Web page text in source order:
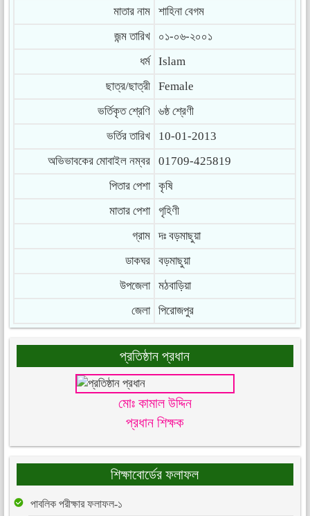
মাতার নাম
শাহিনা বেগম
জন্ম তারিখ
০১-০৬-২০০১
ধর্ম
Islam
ছাত্র/ছাত্রী
Female
ভর্তিকৃত শ্রেণি
৬ষ্ঠ শ্রেণী
ভর্তির তারিখ
10-01-2013
অভিভাবকের মোবাইল নম্বর
01709-425819
পিতার পেশা
কৃষি
মাতার পেশা
গৃহিণী
গ্রাম
দঃ বড়মাছুয়া
ডাকঘর
বড়মাছুয়া
উপজেলা
মঠবাড়িয়া
জেলা
পিরোজপুর
প্রতিষ্ঠান প্রধান
মোঃ কামাল উদ্দিন
প্রধান শিক্ষক
শিক্ষাবোর্ডের ফলাফল
পাবলিক পরীক্ষার ফলাফল-১